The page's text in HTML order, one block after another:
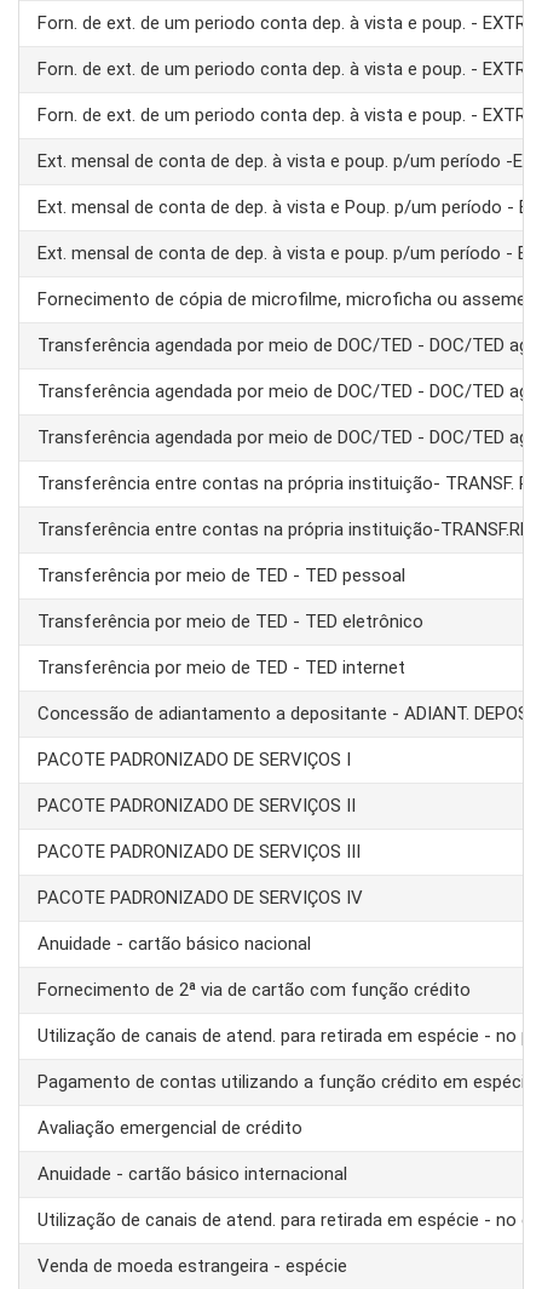
Forn. de ext. de um periodo conta dep. à vista e poup. -
Forn. de ext. de um periodo conta dep. à vista e poup. -
Forn. de ext. de um periodo conta dep. à vista e poup. -
Ext. mensal de conta de dep. à vista e poup. p/um período -
Ext. mensal de conta de dep. à vista e Poup. p/um período -
Ext. mensal de conta de dep. à vista e poup. p/um período -
Fornecimento de cópia de microfilme, microficha ou
Transferência agendada por meio de DOC/TED - DOC/TED
Transferência agendada por meio de DOC/TED - DOC/TED
Transferência agendada por meio de DOC/TED - DOC/TED
Transferência entre contas na própria instituição- TRANSF.
Transferência entre contas na própria instituição-
Transferência por meio de TED - TED pessoal
Transferência por meio de TED - TED eletrônico
Transferência por meio de TED - TED internet
Concessão de adiantamento a depositante - ADIANT.
PACOTE PADRONIZADO DE SERVIÇOS I
PACOTE PADRONIZADO DE SERVIÇOS II
PACOTE PADRONIZADO DE SERVIÇOS III
PACOTE PADRONIZADO DE SERVIÇOS IV
Anuidade - cartão básico nacional
Fornecimento de 2ª via de cartão com função crédito
Utilização de canais de atend. para retirada em espécie - no
Pagamento de contas utilizando a função crédito em espécie
Avaliação emergencial de crédito
Anuidade - cartão básico internacional
Utilização de canais de atend. para retirada em espécie - no
Venda de moeda estrangeira - espécie